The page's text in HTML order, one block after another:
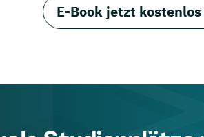
E-Book jetzt